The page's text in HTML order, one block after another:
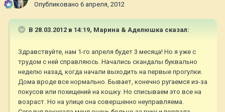
Опубликовано 6 апреля, 2012
В 28.03.2012 в 14:19, Марина & Аделюшка сказал:
Здравствуйте, нам 1-го апреля будет 3 месяца! Но я уже с
трудом с ней справляюсь. Начались скандалы буквально
неделю назад, когда начали выходить на первые прогулки.
Дома вроде все нормально. Бывает, конечно ругаемся из-за
покусов или похищений на кошку. Но списываем это все на
возраст. Но на улице она совершенно неуправляема.